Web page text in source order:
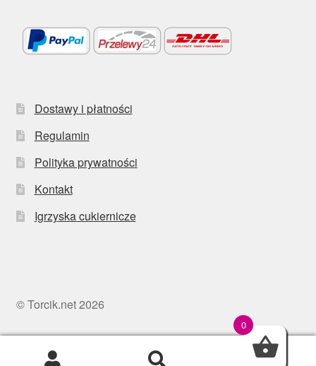
Dostawy i płatności
Regulamin
Polityka prywatności
Kontakt
Igrzyska cukiernicze
© Torcik.net 2026
0